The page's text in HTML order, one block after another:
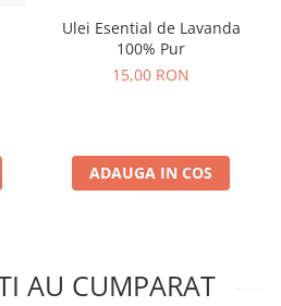
Ulei Esential de Lavanda
100% Pur
15,00 RON
ADAUGA IN COS
AU CUMPARAT